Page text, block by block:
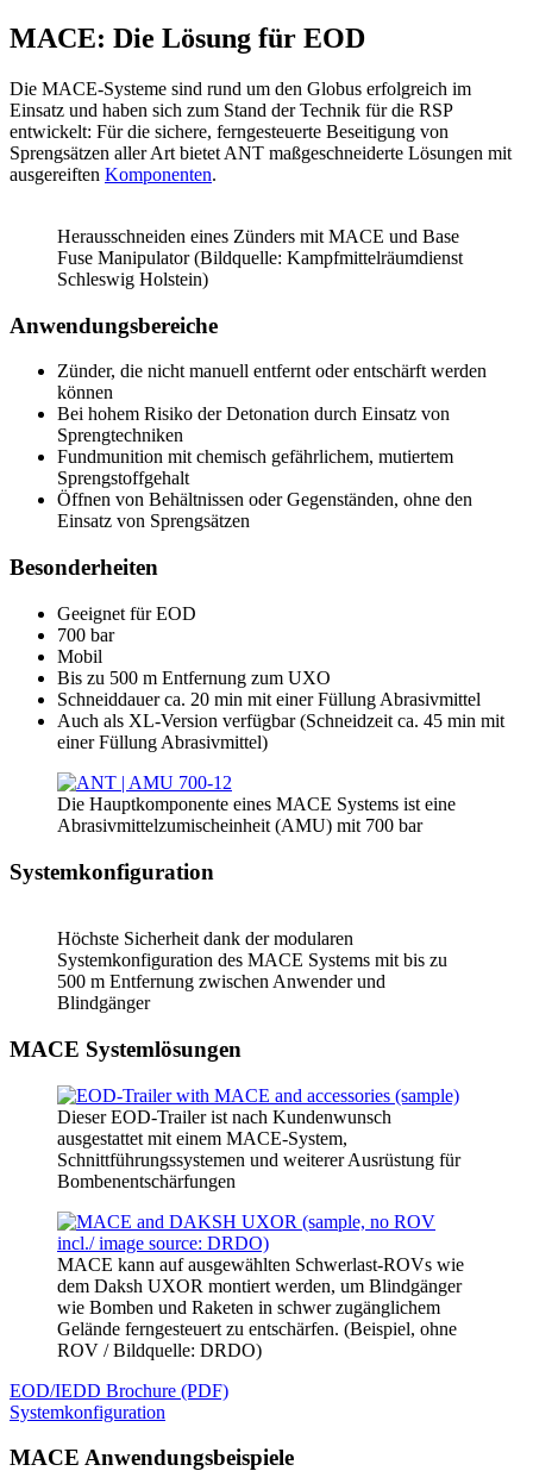
MACE: Die Lösung für EOD
Die MACE-Systeme sind rund um den Globus erfolgreich im
Einsatz und haben sich zum Stand der Technik für die RSP
entwickelt: Für die sichere, ferngesteuerte Beseitigung von
Sprengsätzen aller Art bietet ANT maßgeschneiderte Lösungen mit
ausgereiften Komponenten.
Herausschneiden eines Zünders mit MACE und Base
Fuse Manipulator (Bildquelle: Kampfmittelräumdienst
Schleswig Holstein)
Anwendungsbereiche
Zünder, die nicht manuell entfernt oder entschärft werden
können
Bei hohem Risiko der Detonation durch Einsatz von
Sprengtechniken
Fundmunition mit chemisch gefährlichem, mutiertem
Sprengstoffgehalt
Öffnen von Behältnissen oder Gegenständen, ohne den
Einsatz von Sprengsätzen
Besonderheiten
Geeignet für EOD
700 bar
Mobil
Bis zu 500 m Entfernung zum UXO
Schneiddauer ca. 20 min mit einer Füllung Abrasivmittel
Auch als XL-Version verfügbar (Schneidzeit ca. 45 min mit
einer Füllung Abrasivmittel)
Die Hauptkomponente eines MACE Systems ist eine
Abrasivmittelzumischeinheit (AMU) mit 700 bar
Systemkonfiguration
Höchste Sicherheit dank der modularen
Systemkonfiguration des MACE Systems mit bis zu
500 m Entfernung zwischen Anwender und
Blindgänger
MACE Systemlösungen
Dieser EOD-Trailer ist nach Kundenwunsch
ausgestattet mit einem MACE-System,
Schnittführungssystemen und weiterer Ausrüstung für
Bombenentschärfungen
MACE kann auf ausgewählten Schwerlast-ROVs wie
dem Daksh UXOR montiert werden, um Blindgänger
wie Bomben und Raketen in schwer zugänglichem
Gelände ferngesteuert zu entschärfen. (Beispiel, ohne
ROV / Bildquelle: DRDO)
EOD/IEDD Brochure (PDF)
Systemkonfiguration
MACE Anwendungsbeispiele